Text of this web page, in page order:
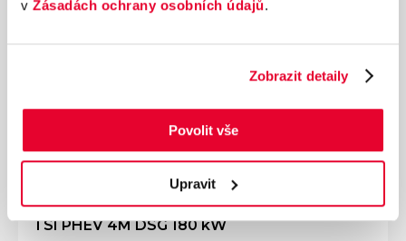
v Zásadách ochrany osobních údajů.
Zobrazit detaily
Povolit vše
Upravit
VOLKSWAGEN Akční Multivan Long Life 1,5
TSI PHEV 4M DSG 180 kW